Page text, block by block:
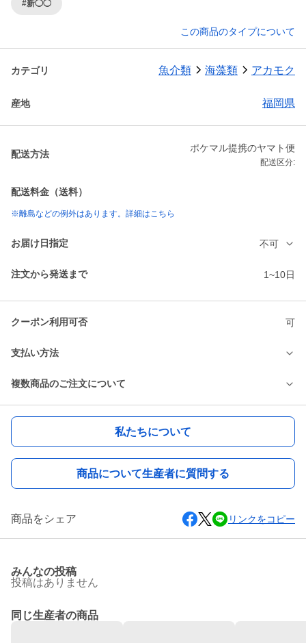
#新◯◯
この商品のタイプについて
カテゴリ 魚介類 海藻類 アカモク
産地 福岡県
配送方法
ポケマル提携のヤマト便
配送区分:
配送料金（送料）
※離島などの例外はあります。詳細はこちら
お届け日指定 不可
注文から発送まで 1~10日
クーポン利用可否 可
支払い方法
複数商品のご注文について
私たちについて
商品について生産者に質問する
商品をシェア リンクをコピー
みんなの投稿
投稿はありません
同じ生産者の商品